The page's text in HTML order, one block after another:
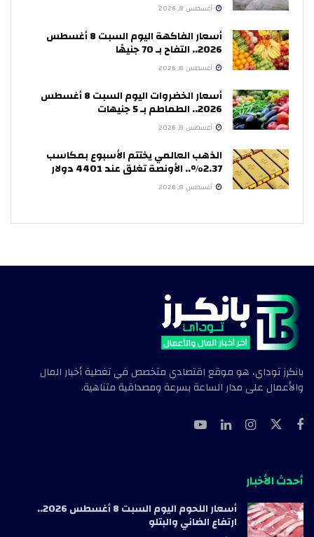
أغسطس 8, 2026
أسعار الفاكهة اليوم السبت 8 أغسطس
2026.. التفاح بـ 70 جنيهًا
أغسطس 8, 2026
أسعار الخضروات اليوم السبت 8 أغسطس
2026.. الطماطم بـ 5 جنيهات
أغسطس 8, 2026
الذهب العالمي يختتم الأسبوع بمكاسب
2.37%.. الأونصة تغلق عند 4401 دولار
أغسطس 8, 2026
بانكرز توداي، هو موقع اقتصادي متخصص في تغطية أخبار المال
والأعمال على مدار الساعة بسرعة ومصداقية متناهية.
أحدث الأخبار
أسعار اللحوم اليوم السبت 8 أغسطس 2026..
ارتفاع الضاني والبتلو